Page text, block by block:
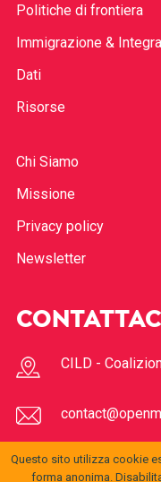
Politiche di frontiera
Immigrazione &
Dati
Risorse
Chi Siamo
Missione
Privacy policy
Newsletter
CONTATTACI
CILD -
FOLLOW
Questo sito utilizza cookie
forma anonima.